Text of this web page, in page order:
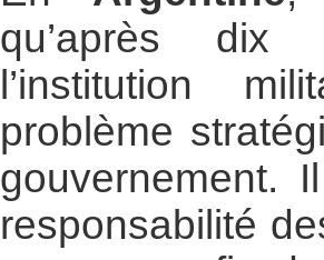
qu’après
l’institution
problème
gouvernement.
responsabilité